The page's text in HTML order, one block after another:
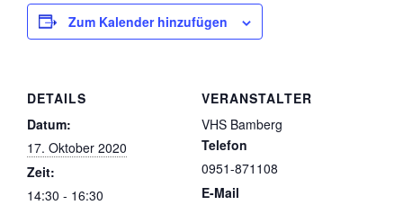
Zum Kalender hinzufügen
DETAILS
Datum:
17. Oktober 2020
Zeit:
14:30 - 16:30
VERANSTALTER
VHS Bamberg
Telefon
0951-871108
E-Mail